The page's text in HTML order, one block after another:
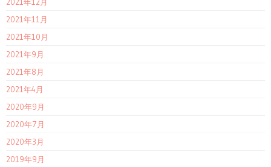
2021年11月
2021年10月
2021年9月
2021年8月
2021年4月
2020年9月
2020年7月
2020年3月
2019年9月